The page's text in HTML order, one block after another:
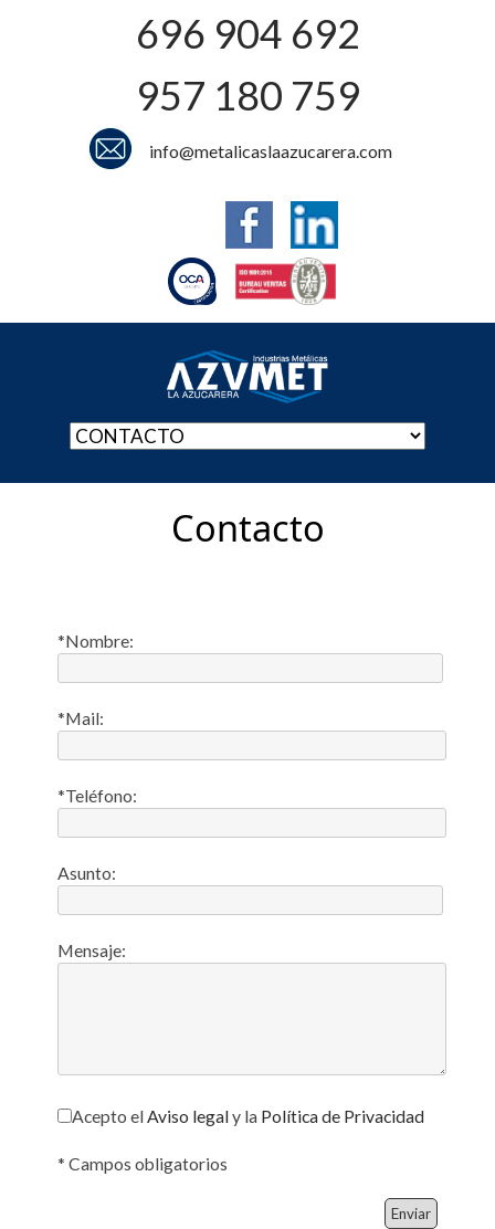
696 904 692
957 180 759
info@metalicaslaazucarera.com
Contacto
Por
deja
este
vacío.
*Nombre:
*Mail:
*Teléfono:
Asunto:
Mensaje:
Acepto el Aviso legaly la Política de Privacidad
* Campos obligatorios